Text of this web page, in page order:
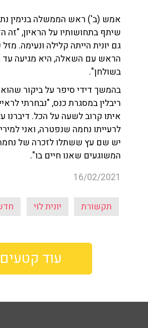
שיתף בתחושותיו על הראיון, "זה
גם יונית הייתה קלילה ונעימה.
הראש עם השאלה, היא מגיעה עד
בשולחן".
בהמשך דידי סיפר על ביקור
ריבלין במסגרת כנס, "נבחרתי
איתו קרוב לשעה על הכל. דיברנו
לרעייתו נחמה שנפטרה, ואני
יש שם עץ ששתלו לזכרה של
המשוגעים שאנו חיים בו".
16/02/2021
תקשורת יונית לוי
עוד קטעים